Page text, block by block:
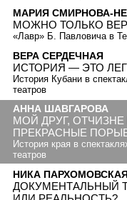
МАРИЯ СМИРНОВА-
МОЖНО ТОЛЬКО
«Лавр» Б. Павловича в
ВЕРА СЕРДЕЧНАЯ
ИСТОРИЯ — ЭТО
История Кубани в
театров
АННА ШАВГАРОВА
МОЙ ДРУГ,
ПРЕКРАСНЫЕ
История края в
театров
НИКА
ДОКУМЕНТАЛЬНЫЙ